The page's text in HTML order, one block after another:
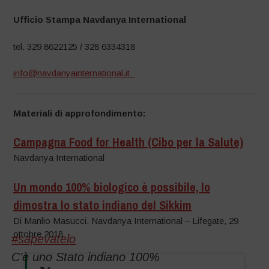
Ufficio Stampa Navdanya International
tel. 329 8622125 / 328 6334318
info@navdanyainternational.it
Materiali di approfondimento:
Campagna Food for Health (Cibo per la Salute)
Navdanya International
Un mondo 100% biologico è possibile, lo
dimostra lo stato indiano del Sikkim
Di Manlio Masucci, Navdanya International – Lifegate, 29
ottobre 2018
#sapevatelo
C’è uno Stato indiano 100%